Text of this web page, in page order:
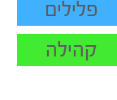
פלילים
קהילה